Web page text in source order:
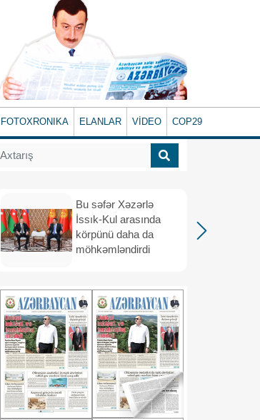
FOTOXRONIKA ELANLAR VİDEO COP29
Bu səfər Xəzərlə
İssık-Kul arasında
körpünü daha da
möhkəmləndirdi